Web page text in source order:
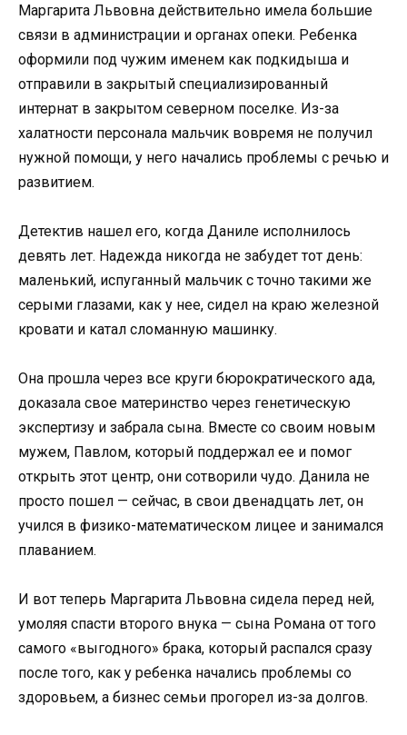
Маргарита Львовна действительно имела большие
связи в администрации и органах опеки. Ребенка
оформили под чужим именем как подкидыша и
отправили в закрытый специализированный
интернат в закрытом северном поселке. Из-за
халатности персонала мальчик вовремя не получил
нужной помощи, у него начались проблемы с речью и
развитием.
Детектив нашел его, когда Даниле исполнилось
девять лет. Надежда никогда не забудет тот день:
маленький, испуганный мальчик с точно такими же
серыми глазами, как у нее, сидел на краю железной
кровати и катал сломанную машинку.
Она прошла через все круги бюрократического ада,
доказала свое материнство через генетическую
экспертизу и забрала сына. Вместе со своим новым
мужем, Павлом, который поддержал ее и помог
открыть этот центр, они сотворили чудо. Данила не
просто пошел — сейчас, в свои двенадцать лет, он
учился в физико-математическом лицее и занимался
плаванием.
И вот теперь Маргарита Львовна сидела перед ней,
умоляя спасти второго внука — сына Романа от того
самого «выгодного» брака, который распался сразу
после того, как у ребенка начались проблемы со
здоровьем, а бизнес семьи прогорел из-за долгов.